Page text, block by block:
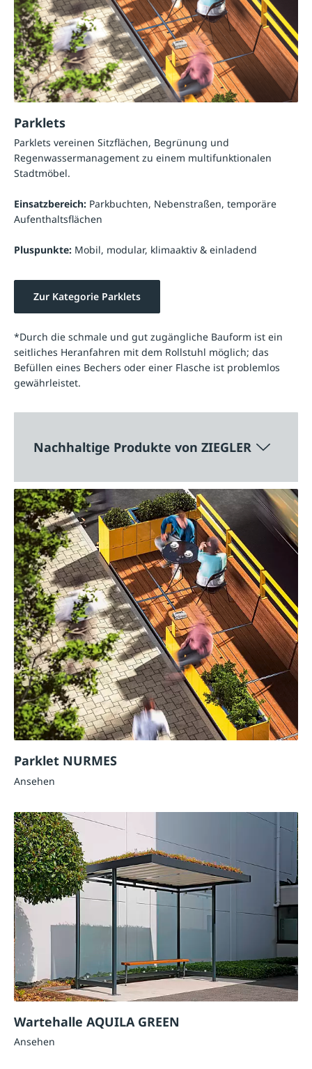
Parklets
Parklets vereinen Sitzflächen, Begrünung und
Regenwassermanagement zu einem multifunktionalen
Stadtmöbel.
Einsatzbereich: Parkbuchten, Nebenstraßen, temporäre
Aufenthaltsflächen
Pluspunkte: Mobil, modular, klimaaktiv & einladend
Zur Kategorie Parklets
*Durch die schmale und gut zugängliche Bauform ist ein
seitliches Heranfahren mit dem Rollstuhl möglich; das
Befüllen eines Bechers oder einer Flasche ist problemlos
gewährleistet.
Nachhaltige Produkte von ZIEGLER
Parklet NURMES
Ansehen
Wartehalle AQUILA GREEN
Ansehen